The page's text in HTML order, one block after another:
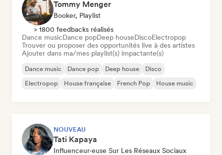
Tommy Menger
Booker, Playlist
> 1800 feedbacks réalisés
Dance musicDance popDeep houseDiscoElectropop
Trouver ou proposer des opportunités live à des artistes
Ajouter dans ma/mes playlist(s) impactante(s)
Dance music Dance pop Deep house
Disco
Electropop
House française French Pop House music
NOUVEAU
Tati Kapaya
Influenceur·euse Sur Les Réseaux Sociaux